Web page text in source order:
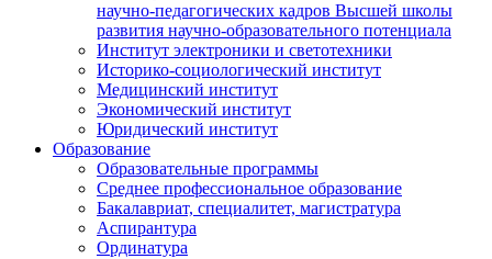
научно-педагогических кадров Высшей школы
развития научно-образовательного потенциала
Институт электроники и светотехники
Историко-социологический институт
Медицинский институт
Экономический институт
Юридический институт
Образование
Образовательные программы
Среднее профессиональное образование
Бакалавриат, специалитет, магистратура
Аспирантура
Ординатура